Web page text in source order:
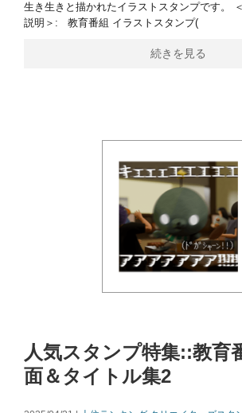
生き生きと描かれたイラストスタンプです。
説明＞: 教育番組 イラストスタンプ(
続きを見る
人気スタンプ特集::教
面＆タイトル集2